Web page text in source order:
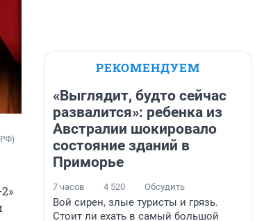
РФ)
РЕКОМЕНДУЕМ
«Выглядит, будто сейчас
развалится»: ребенка из
Австралии шокировало
состояние зданий в
Приморье
7 часов 4 520 Обсудить
Вой сирен, злые туристы и грязь.
Стоит ли ехать в самый большой